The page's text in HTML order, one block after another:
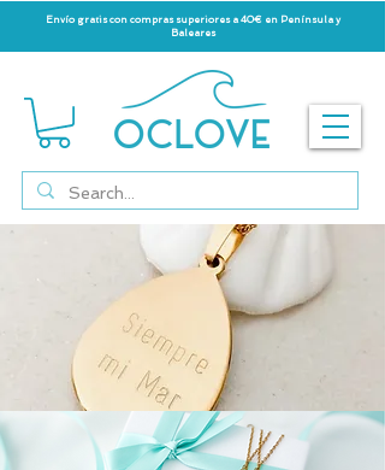
Envío gratis con compras superiores a 40€ en Península y
Baleares